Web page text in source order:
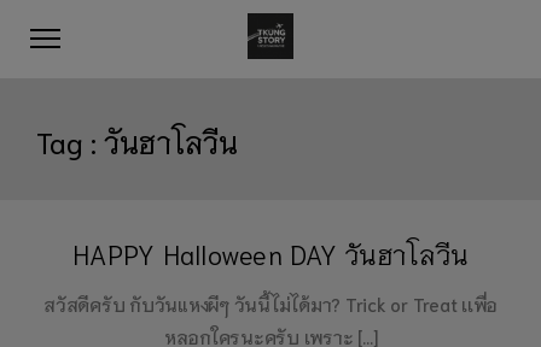
Tag :วันฮาโลวีน
HAPPY Halloween DAY วันฮาโลวีน
สวัสดีครับ กับวันแหงผีๆ วันนี้ไม่ได้มา? Trick or Treat เเพื่อ
หลอกใครนะครับ เพราะ […]